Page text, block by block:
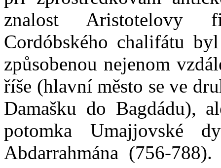
znalost Aristotelovy
Cordóbského chalifátu
způsobenou nejenom
říše (hlavní město se ve
Damašku do Bagdádu),
potomka Umajjovské
Abdarrahmána (756-